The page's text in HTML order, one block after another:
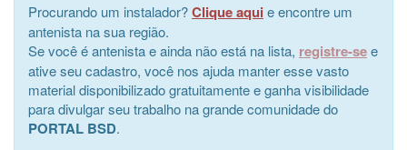
Procurando um instalador?Clique aqui e encontre um
antenista na sua região.
Se você é antenista e ainda não está na lista, registre-see
ative seu cadastro, você nos ajuda manter esse vasto
material disponibilizado gratuitamente e ganha visibilidade
para divulgar seu trabalho na grande comunidade do
PORTAL BSD.